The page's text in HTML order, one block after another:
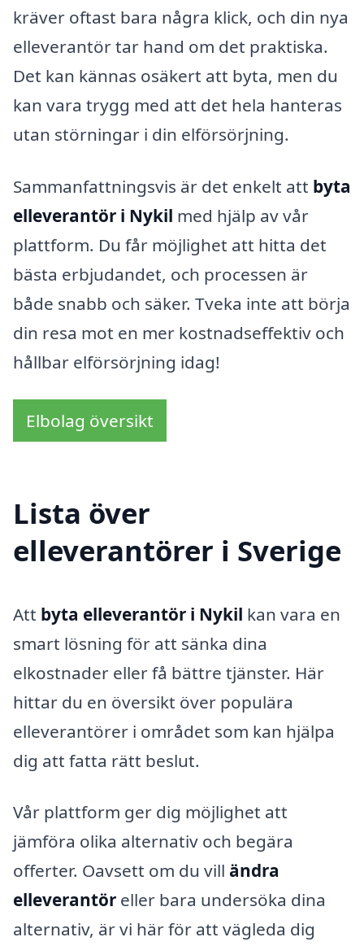
kräver oftast bara några klick, och din nya
elleverantör tar hand om det praktiska.
Det kan kännas osäkert att byta, men du
kan vara trygg med att det hela hanteras
utan störningar i din elförsörjning.
Sammanfattningsvis är det enkelt att byta
elleverantör i Nykil med hjälp av vår
plattform. Du får möjlighet att hitta det
bästa erbjudandet, och processen är
både snabb och säker. Tveka inte att börja
din resa mot en mer kostnadseffektiv och
hållbar elförsörjning idag!
Elbolag översikt
Lista över
elleverantörer i Sverige
Att byta elleverantör i Nykil kan vara en
smart lösning för att sänka dina
elkostnader eller få bättre tjänster. Här
hittar du en översikt över populära
elleverantörer i området som kan hjälpa
dig att fatta rätt beslut.
Vår plattform ger dig möjlighet att
jämföra olika alternativ och begära
offerter. Oavsett om du vill ändra
elleverantör eller bara undersöka dina
alternativ, är vi här för att vägleda dig